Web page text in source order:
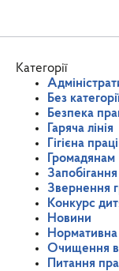
Категорії
Без
Безпека
Гаряча лінія
Гігієна
Громадянам
Звернення
Конкурс
Новини
Нормативна
Очищення
Питання